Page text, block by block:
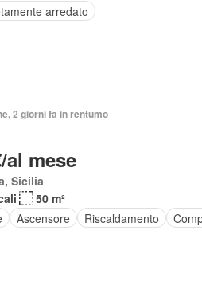
arredato
2 giorni fa in rentumo
al mese
Sicilia
50 m²
Ascensore Riscaldamento